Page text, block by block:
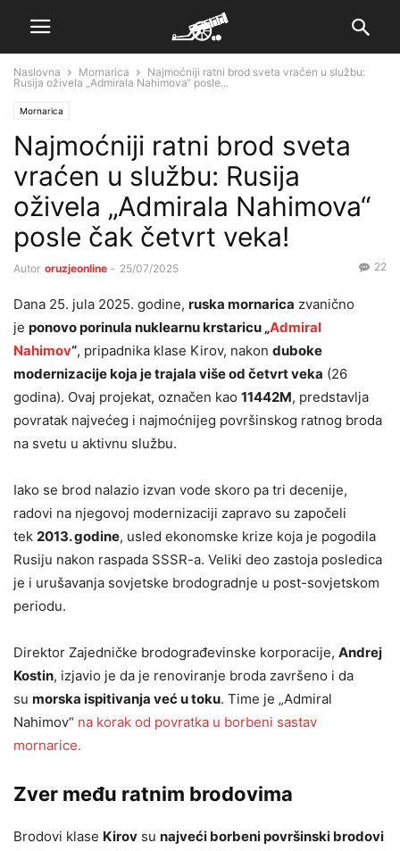
Naslovna Mornarica
Najmoćniji ratni brod sveta vraćen u službu:
Rusija oživela „Admirala Nahimova“ posle...
Mornarica
Najmoćniji ratni brod sveta
vraćen u službu: Rusija
oživela „Admirala Nahimova“
posle čak četvrt veka!
Autor oruzjeonline - 25/07/2025 22
Dana 25. jula 2025. godine, ruska mornarica zvanično
je ponovo porinula nuklearnu krstaricu „Admiral
Nahimov“, pripadnika klase Kirov, nakon duboke
modernizacije koja je trajala više od četvrt veka (26
godina). Ovaj projekat, označen kao 11442M, predstavlja
povratak najvećeg i najmoćnijeg površinskog ratnog broda
na svetu u aktivnu službu.
Iako se brod nalazio izvan vode skoro pa tri decenije,
radovi na njegovoj modernizaciji zapravo su započeli
tek 2013. godine, usled ekonomske krize koja je pogodila
Rusiju nakon raspada SSSR-a. Veliki deo zastoja posledica
je i urušavanja sovjetske brodogradnje u post-sovjetskom
periodu.
Direktor Zajedničke brodograđevinske korporacije, Andreј
Kostin, izjavio je da je renoviranje broda završeno i da
su morska ispitivanja već u toku. Time je „Admiral
Nahimov“ na korak od povratka u borbeni sastav
mornarice.
Zver među ratnim brodovima
Brodovi klase Kirov su najveći borbeni površinski brodovi